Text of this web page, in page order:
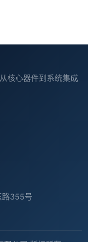
核心器件到系统集成
路355号